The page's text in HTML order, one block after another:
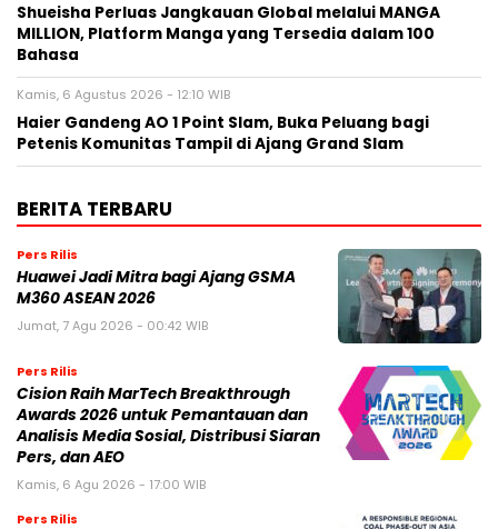
Shueisha Perluas Jangkauan Global melalui MANGA
MILLION, Platform Manga yang Tersedia dalam 100
Bahasa
Kamis, 6 Agustus 2026 - 12:10 WIB
Haier Gandeng AO 1 Point Slam, Buka Peluang bagi
Petenis Komunitas Tampil di Ajang Grand Slam
BERITA TERBARU
Pers Rilis
Huawei Jadi Mitra bagi Ajang GSMA
M360 ASEAN 2026
Jumat, 7 Agu 2026 - 00:42 WIB
Pers Rilis
Cision Raih MarTech Breakthrough
Awards 2026 untuk Pemantauan dan
Analisis Media Sosial, Distribusi Siaran
Pers, dan AEO
Kamis, 6 Agu 2026 - 17:00 WIB
Pers Rilis